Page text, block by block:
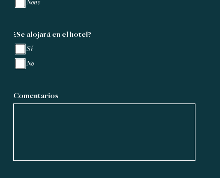
None
¿Se alojará en el hotel?
Sí
No
Comentarios